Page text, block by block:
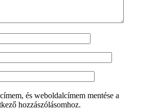
és weboldalcímem mentése a
hozzászólásomhoz.